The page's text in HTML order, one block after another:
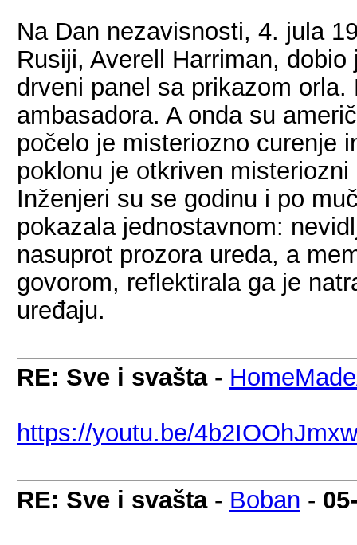
Na Dan nezavisnosti, 4. jula
Rusiji, Averell Harriman,
drveni panel sa prikazom
ambasadora. A onda su
počelo je misteriozno curenje
poklonu je otkriven
Inženjeri su se godinu i po
pokazala jednostavnom:
nasuprot prozora ureda, a
govorom, reflektirala ga je
uređaju.
RE: Sve i svašta-
https://youtu.be/4b2IOOhJmxw
RE: Sve i svašta- Boban -